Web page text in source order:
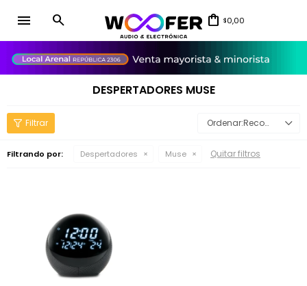
menu $0,00
DESPERTADORES MUSE
Recomendados
Filtrando por: Despertadores Muse Quitar filtros
close